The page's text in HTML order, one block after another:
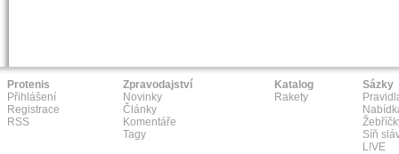
Protenis
Přihlášení
Registrace
RSS
Zpravodajství
Novinky
Články
Komentáře
Tagy
Katalog
Rakety
Sázky
Síň
L!VE